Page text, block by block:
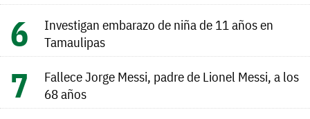
Investigan embarazo de niña de 11 años en
Tamaulipas
Fallece Jorge Messi, padre de Lionel Messi, a los
68 años